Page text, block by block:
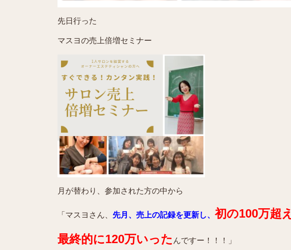
先日行った
マスヨの売上倍増セミナー
月が替わり、参加された方の中から
「マスヨさん、 先月、売上の記録を更新し、 初の100万超え
最終的に120万いった んですー！！！」